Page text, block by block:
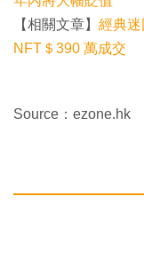
【相關文章】 經典
NFT＄390 萬成交
Source：ezone.hk